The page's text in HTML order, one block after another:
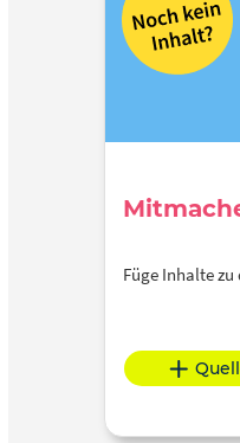
Füge Inhalte